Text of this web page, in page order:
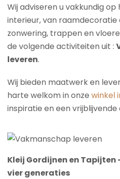
Wij adviseren u vakkundig
interieur, van
zonwering, trappen en
de volgende activiteiten uit :
leveren.
Wij bieden maatwerk en
harte welkom in onze winkel
inspiratie en een
Kleij Gordijnen en
vier generaties